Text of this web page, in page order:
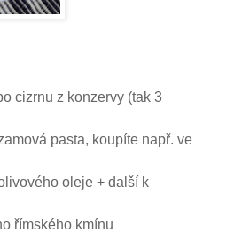
cizrnu z konzervy (tak 3
pasta, koupíte např. ve
oleje + další k
římského kmínu